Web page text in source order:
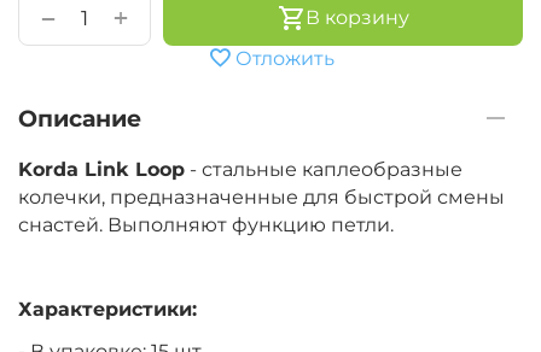
+
−
В корзину
Отложить
Описание
Korda Link Loop - стальные каплеобразные
колечки, предназначенные для быстрой смены
снастей. Выполняют функцию петли.
Характеристики: